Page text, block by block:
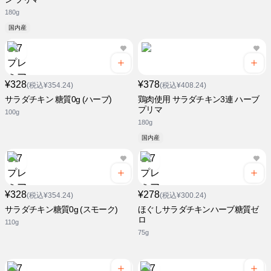
180g
国内産
¥328(税込¥354.24)
サラダチキン 糖質0g (ハーブ)
100g
¥378(税込¥408.24)
鶏肉使用 サラダチキン3連 ハーブ
プリマ
180g
国内産
¥328(税込¥354.24)
サラダチキン糖質0g (スモーク)
110g
¥278(税込¥300.24)
ほぐしサラダチキンハーブ糖質ゼ
ロ
75g